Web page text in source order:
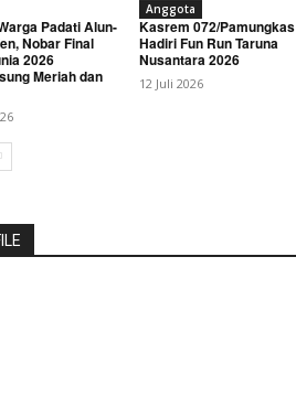
Padati Alun-
Nobar Final
2026
Meriah dan
Anggota
Kasrem 072/Pamungkas
Hadiri Fun Run Taruna
Nusantara 2026
12 Juli 2026